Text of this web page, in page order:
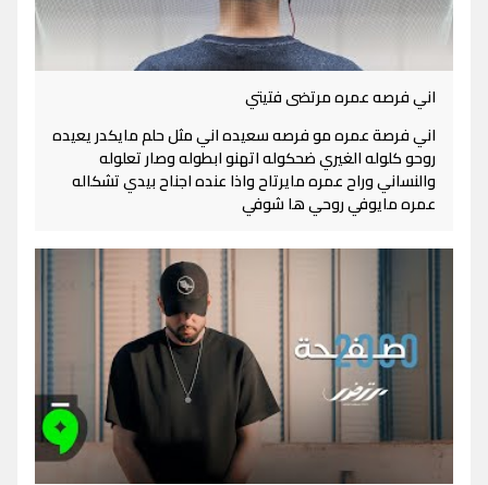
اني فرصه عمره مرتضى فتيتي
اني فرصة عمره مو فرصه سعيده اني مثل حلم مايكدر يعيده
روحو كلوله الغيري ضحكوله اتهنو ابطوله وصار تعلوله
والنساني وراح عمره مايرتاح واذا عنده اجناح بيدي تشكاله
عمره مايوفي روحي ها شوفي